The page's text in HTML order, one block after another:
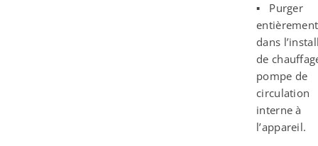
▪ Purger
dans
de
pompe de
circulation
interne à
l’appareil.